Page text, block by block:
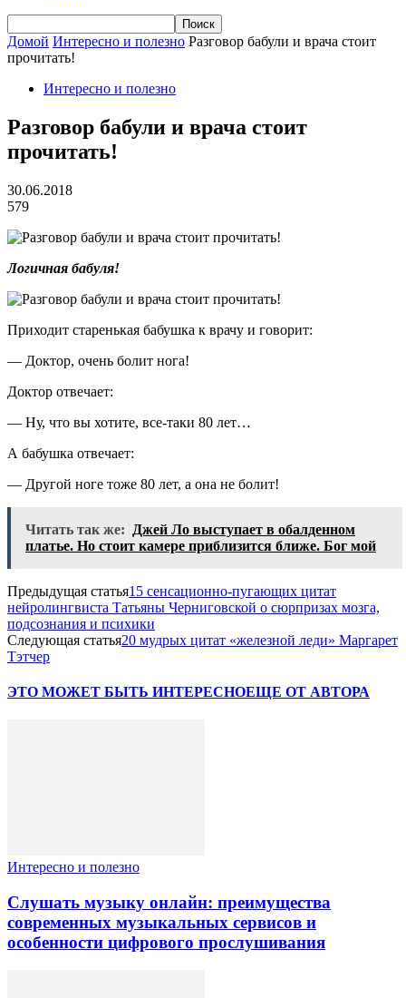
Домой Интересно и полезно Разговор бабули и врача стоит
прочитать!
Интересно и полезно
Разговор бабули и врача стоит
прочитать!
30.06.2018
579
Логичная бабуля!
Приходит старенькая бабушка к врачу и говорит:
— Доктор, очень болит нога!
Доктор отвечает:
— Ну, что вы хотите, все-таки 80 лет…
А бабушка отвечает:
— Другой ноге тоже 80 лет, а она не болит!
Читать так же:
Джей Ло выступает в обалденном
платье. Но стоит камере приблизится ближе. Бог мой
Предыдущая статья15 сенсационно-пугающих цитат
нейролингвиста Татьяны Черниговской о сюрпризах мозга,
подсознания и психики
Следующая статья20 мудрых цитат «железной леди» Маргарет
Тэтчер
ЭТО МОЖЕТ БЫТЬ ИНТЕРЕСНОЕЩЕ ОТ АВТОРА
Интересно и полезно
Слушать музыку онлайн: преимущества
современных музыкальных сервисов и
особенности цифрового прослушивания